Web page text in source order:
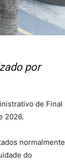
por
de Final
2026.
normalmente
do